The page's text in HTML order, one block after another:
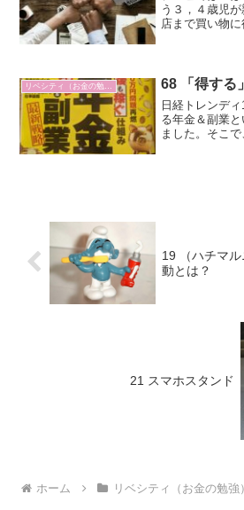
入を始めました
う３，４歳児
店まで買い物
験しました。あ
68 「得する
日経トレンデ
る年金＆副業
ました。そこ
19 （ハチマ
動とは？
21 スマホスタンド
ホーム リベシティ（お金の勉強）